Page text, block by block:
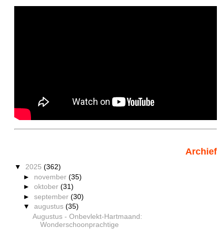
Archief
▼ 2025 (362)
► november (35)
► oktober (31)
► september (30)
▼ augustus (35)
Augustus - Onbevlekt-Hartmaand:
Wonderschoonprachtige